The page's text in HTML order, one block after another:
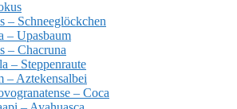
– Schneeglöckchen
– Upasbaum
– Chacruna
– Steppenraute
– Aztekensalbei
– Coca